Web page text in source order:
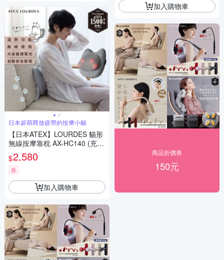
日本超萌釋放疲勞的按摩小貓
【日本ATEX】LOURDES 貓形
無線按摩靠枕 AX-HC140 (充電
式無線使用/貓咪造型)
$2,580
券
加入購物車
加入購物車
商品折價券
150元